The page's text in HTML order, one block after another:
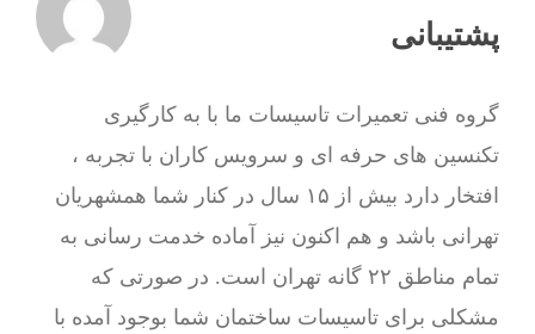
پشتیبانی
گروه فنی تعمیرات تاسیسات ما با به‌ کارگیری
تکنسین های حرفه ای و سرویس کاران با تجربه ،
افتخار دارد بیش از ۱۵ سال در کنار شما همشهریان
تهرانی باشد و هم اکنون نیز آماده خدمت رسانی به
تمام مناطق ۲۲ گانه تهران است. در صورتی که
مشکلی برای تاسیسات ساختمان شما بوجود آمده با